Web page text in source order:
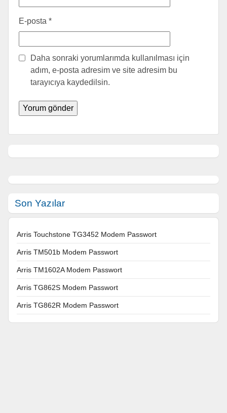
E-posta *
Daha sonraki yorumlarımda kullanılması için
adım, e-posta adresim ve site adresim bu
tarayıcıya kaydedilsin.
Son Yazılar
Arris Touchstone TG3452 Modem Passwort
Arris TM501b Modem Passwort
Arris TM1602A Modem Passwort
Arris TG862S Modem Passwort
Arris TG862R Modem Passwort